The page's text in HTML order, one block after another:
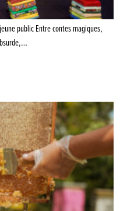
public Entre contes magiques,